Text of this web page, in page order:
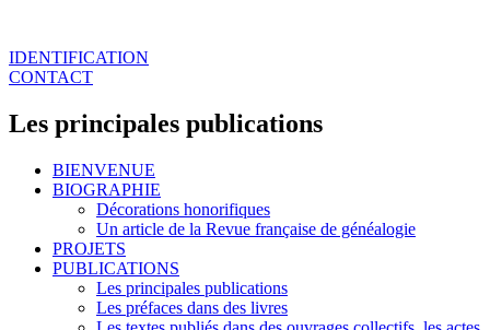
IDENTIFICATION
CONTACT
Les principales publications
BIENVENUE
BIOGRAPHIE
Décorations honorifiques
Un article de la Revue française de généalogie
PROJETS
PUBLICATIONS
Les principales publications
Les préfaces dans des livres